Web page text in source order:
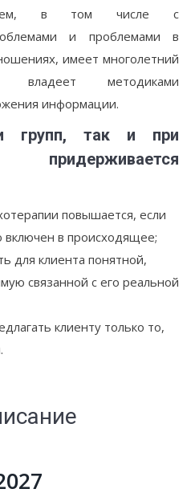
в том числе с
и проблемами в
имеет многолетний
владеет методиками
информации.
групп, так и при
придерживается
повышается, если
включен в происходящее;
для клиента понятной,
связанной с его реальной
клиенту только то,